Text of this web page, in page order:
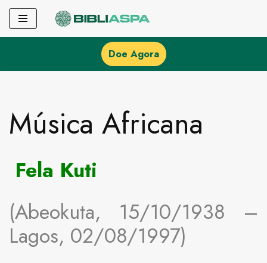
Pular
o
Doe Agora
Música Africana
Fela Kuti
(Abeokuta, 15/10/1938 –
Lagos, 02/08/1997)